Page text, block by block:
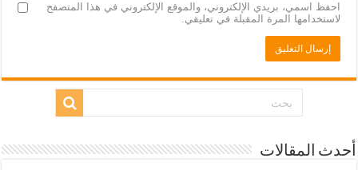
احفظ اسمي، بريدي الإلكتروني، والموقع الإلكتروني في هذا المتصفح
لاستخدامها المرة المقبلة في تعليقي.
أحدث المقالات